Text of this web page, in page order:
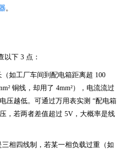
。
以下 3 点：
如工厂车间到配电箱距离超 100
铜线，却用了 4mm²），电流流过
压越低。可通过万用表实测 “配电箱
，若两者差值超过 5V，大概率是线
相四线制，若某一相负载过重（如